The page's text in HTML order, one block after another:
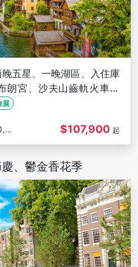
五星、一晚湖區、入住庫
朗宮、沙夫山齒軌火車、
展
$107,900 起
、鬱金香花季